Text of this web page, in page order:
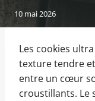
10 mai 2026
Les cookies
texture tendre
entre un cœur
croustillants. Le